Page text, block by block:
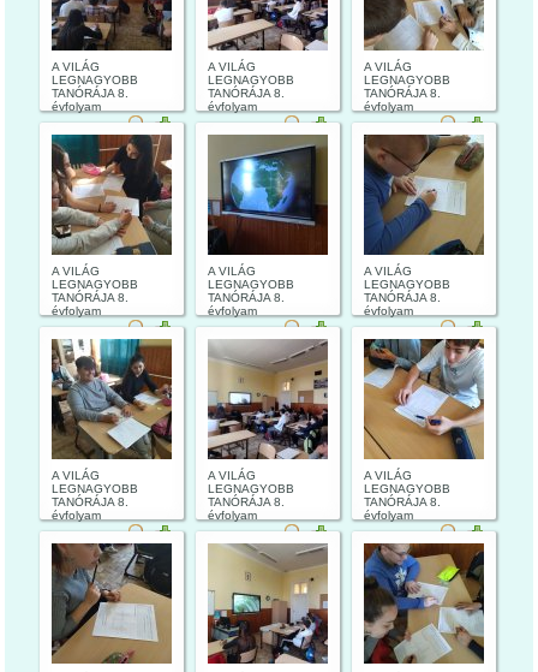
A VILÁG
LEGNAGYOBB
TANÓRÁJA 8.
évfolyam
A VILÁG
LEGNAGYOBB
TANÓRÁJA 8.
évfolyam
A VILÁG
LEGNAGYOBB
TANÓRÁJA 8.
évfolyam
A VILÁG
LEGNAGYOBB
TANÓRÁJA 8.
évfolyam
A VILÁG
LEGNAGYOBB
TANÓRÁJA 8.
évfolyam
A VILÁG
LEGNAGYOBB
TANÓRÁJA 8.
évfolyam
A VILÁG
LEGNAGYOBB
TANÓRÁJA 8.
évfolyam
A VILÁG
LEGNAGYOBB
TANÓRÁJA 8.
évfolyam
A VILÁG
LEGNAGYOBB
TANÓRÁJA 8.
évfolyam